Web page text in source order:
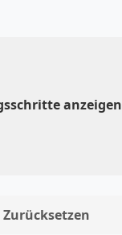
anzeigen
Zurücksetzen